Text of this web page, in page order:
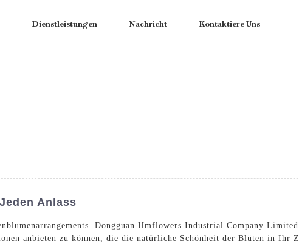
Dienstleistungen Nachricht Kontaktiere Uns
Anlass
Dongguan Hmflowers Industrial Company
anbieten zu können, die die natürliche Schönheit der Blüten in Ihr